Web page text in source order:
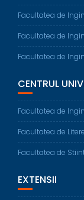
Facultatea de
Facultatea de
Facultatea de
CENTRUL
Facultatea de
Facultatea de Litere
Facultatea de
EXTENSII